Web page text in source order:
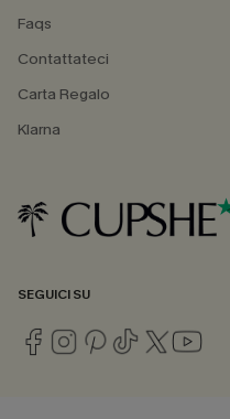
Faqs
Contattateci
Carta Regalo
Klarna
SEGUICI SU